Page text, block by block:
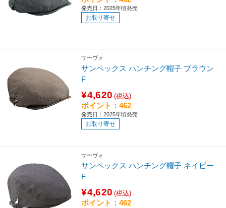
発売日：2025年頃発売
お取り寄せ
サーヴォ
サンペックス ハンチング帽子 ブラウン
F
¥4,620 (税込)
ポイント：462
発売日：2025年頃発売
お取り寄せ
サーヴォ
サンペックス ハンチング帽子 ネイビー
F
¥4,620 (税込)
ポイント：462